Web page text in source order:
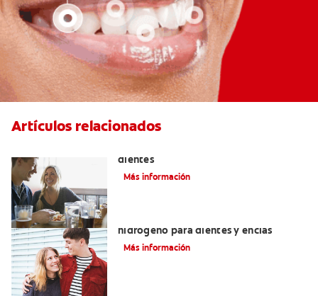
Artículos relacionados
dientes
Más información
hidrógeno para dientes y encías
Más información